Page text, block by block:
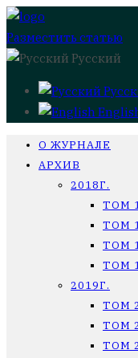
Разместить статью
Русский
О ЖУРНАЛЕ
АРХИВ
2018Г.
ТОМ
ТОМ
ТОМ
ТОМ
2019Г.
ТОМ
ТОМ
ТОМ